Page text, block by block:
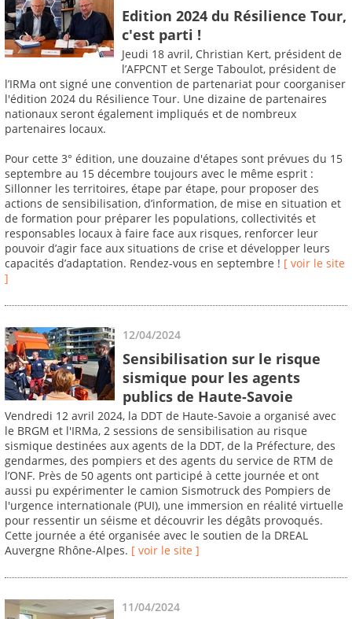
Edition 2024 du Résilience Tour,
c'est parti !
Jeudi 18 avril, Christian Kert, président de
l’AFPCNT et Serge Taboulot, président de
l’IRMa ont signé une convention de partenariat pour coorganiser
l'édition 2024 du Résilience Tour. Une dizaine de partenaires
nationaux seront également impliqués et de nombreux
partenaires locaux.
Pour cette 3° édition, une douzaine d'étapes sont prévues du 15
septembre au 15 décembre toujours avec le même esprit :
Sillonner les territoires, étape par étape, pour proposer des
actions de sensibilisation, d’information, de mise en situation et
de formation pour préparer les populations, collectivités et
responsables locaux à faire face aux risques, renforcer leur
pouvoir d’agir face aux situations de crise et développer leurs
capacités d’adaptation. Rendez-vous en septembre ! [ voir le site
]
12/04/2024
Sensibilisation sur le risque
sismique pour les agents
publics de Haute-Savoie
Vendredi 12 avril 2024, la DDT de Haute-Savoie a organisé avec
le BRGM et l'IRMa, 2 sessions de sensibilisation au risque
sismique destinées aux agents de la DDT, de la Préfecture, des
gendarmes, des pompiers et des agents du service de RTM de
l’ONF. Près de 50 agents ont participé à cette journée et ont
aussi pu expérimenter le camion Sismotruck des Pompiers de
l'urgence internationale (PUI), une immersion en réalité virtuelle
pour ressentir un séisme et découvrir les dégâts provoqués.
Cette journée a été organisée avec le soutien de la DREAL
Auvergne Rhône-Alpes. [ voir le site ]
11/04/2024